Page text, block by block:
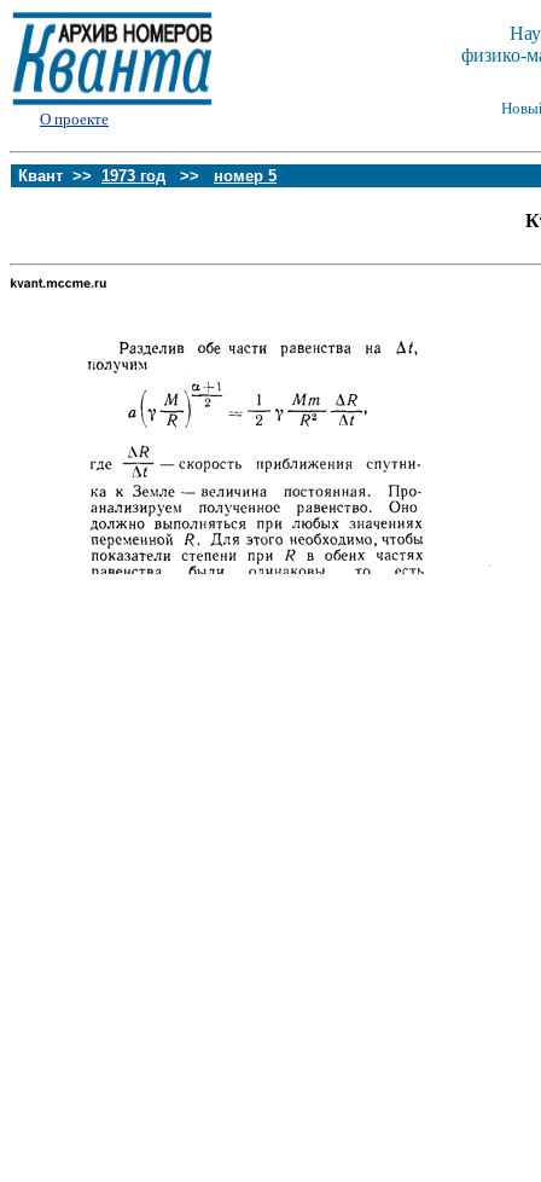
О проекте
физико-
Квант >> 1973 год >> номер 5